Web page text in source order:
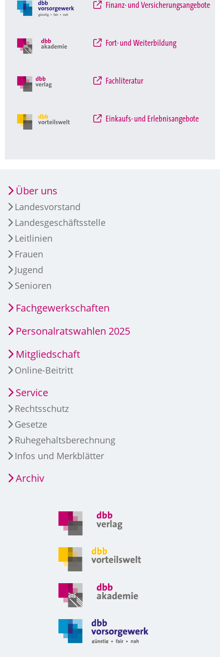
Finanz- und Versicherungsangebote
Fort- und Weiterbildung
Fachliteratur
Einkaufs- und Erlebnisangebote
Über uns
Landesvorstand
Landesgeschäftsstelle
Leitlinien
Frauen
Jugend
Senioren
Fachgewerkschaften
Personalratswahlen 2025
Mitgliedschaft
Online-Beitritt
Service
Rechtsschutz
Gesetze
Ruhegehaltsberechnung
Infos und Merkblätter
Archiv